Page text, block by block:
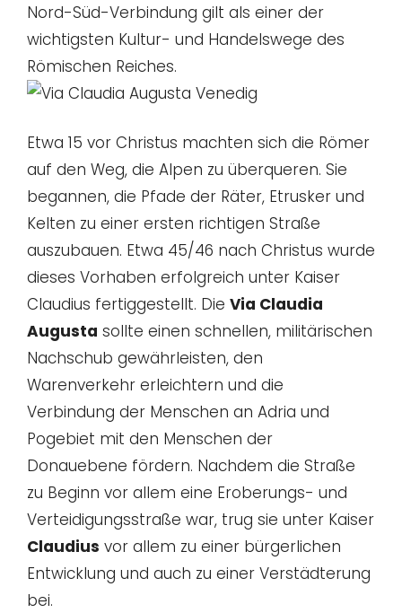
Nord-Süd-Verbindung gilt als einer der
wichtigsten Kultur- und Handelswege des
Römischen Reiches.
Etwa 15 vor Christus machten sich die Römer
auf den Weg, die Alpen zu überqueren. Sie
begannen, die Pfade der Räter, Etrusker und
Kelten zu einer ersten richtigen Straße
auszubauen. Etwa 45/46 nach Christus wurde
dieses Vorhaben erfolgreich unter Kaiser
Claudius fertiggestellt. Die Via Claudia
Augusta sollte einen schnellen, militärischen
Nachschub gewährleisten, den
Warenverkehr erleichtern und die
Verbindung der Menschen an Adria und
Pogebiet mit den Menschen der
Donauebene fördern. Nachdem die Straße
zu Beginn vor allem eine Eroberungs- und
Verteidigungsstraße war, trug sie unter Kaiser
Claudius vor allem zu einer bürgerlichen
Entwicklung und auch zu einer Verstädterung
bei.